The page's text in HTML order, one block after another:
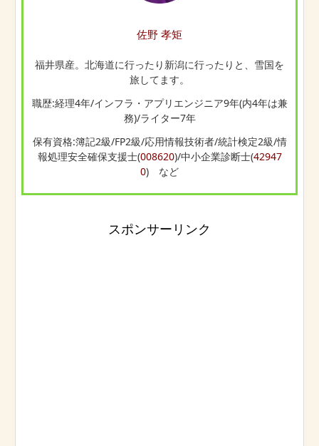
佐野 孝矩
福井県産。北海道に行ったり新潟に行ったりと、雪国を
旅してます。
職歴:経理4年/インフラ・アプリエンジニア9年(内4年は兼
務)/ライター7年
保有資格:簿記2級/FP2級/応用情報技術者/統計検定2級/情
報処理安全確保支援士(008620)/中小企業診断士(42947
0) など
スポンサーリンク